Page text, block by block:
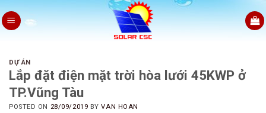
Skip
to
DỰ ÁN
Lắp đặt điện mặt trời hòa lưới 45KWP ở
TP.Vũng Tàu
POSTED ON 28/09/2019 BYVAN HOAN